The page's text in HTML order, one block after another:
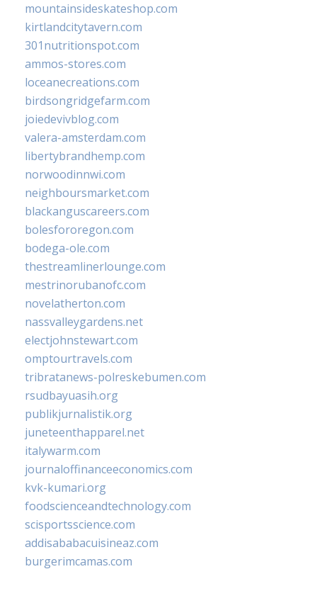
mountainsideskateshop.com
kirtlandcitytavern.com
301nutritionspot.com
ammos-stores.com
loceanecreations.com
birdsongridgefarm.com
joiedevivblog.com
valera-amsterdam.com
libertybrandhemp.com
norwoodinnwi.com
neighboursmarket.com
blackanguscareers.com
bolesfororegon.com
bodega-ole.com
thestreamlinerlounge.com
mestrinorubanofc.com
novelatherton.com
nassvalleygardens.net
electjohnstewart.com
omptourtravels.com
tribratanews-polreskebumen.com
rsudbayuasih.org
publikjurnalistik.org
juneteenthapparel.net
italywarm.com
journaloffinanceeconomics.com
kvk-kumari.org
foodscienceandtechnology.com
scisportsscience.com
addisababacuisineaz.com
burgerimcamas.com